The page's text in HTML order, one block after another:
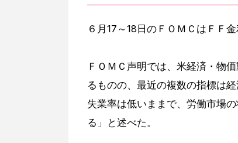
６月17～18日のＦＯＭＣはＦＦ
ＦＯＭＣ声明では、米経済・物
るものの、最近の複数の指標は
失業率は低いままで、労働市場
る」と述べた。